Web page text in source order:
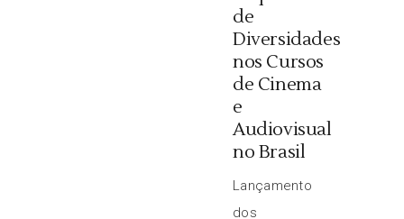
de
Diversidades
nos Cursos
de Cinema
e
Audiovisual
no Brasil
Lançamento
dos